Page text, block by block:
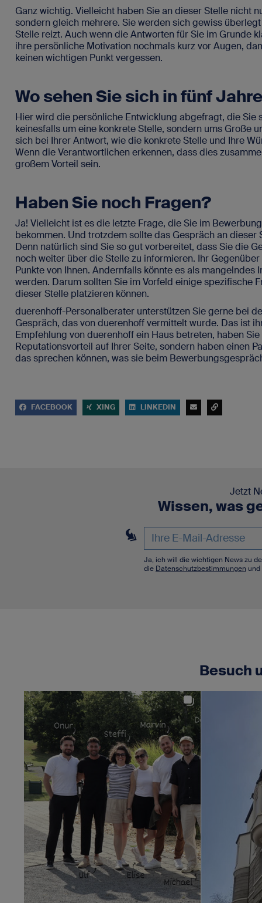
Ganz wichtig. Vielleicht haben Sie an dieser Stelle nicht
sondern gleich mehrere. Sie werden sich gewiss
Stelle reizt. Auch wenn die Antworten für Sie im Grunde
ihre persönliche Motivation nochmals kurz vor Augen,
keinen wichtigen Punkt vergessen.
Wo sehen Sie sich in fünf
Hier wird die persönliche Entwicklung abgefragt, die Sie
keinesfalls um eine konkrete Stelle, sondern ums Große
sich bei Ihrer Antwort, wie die konkrete Stelle und Ihre
Wenn die Verantwortlichen erkennen, dass dies
großem Vorteil sein.
Haben Sie noch Fragen?
Ja! Vielleicht ist es die letzte Frage, die Sie im
bekommen. Und trotzdem sollte das Gespräch an dieser
Denn natürlich sind Sie so gut vorbereitet, dass Sie die
noch weiter über die Stelle zu informieren. Ihr
Punkte von Ihnen. Andernfalls könnte es als mangelndes
werden. Darum sollten Sie im Vorfeld einige spezifische
dieser Stelle platzieren können.
duerenhoff-Personalberater unterstützen Sie gerne bei
Gespräch, das von duerenhoff vermittelt wurde. Das ist
Empfehlung von duerenhoff ein Haus betreten, haben
Reputationsvorteil auf Ihrer Seite, sondern haben einen
das sprechen können, was sie beim
FACEBOOK XING LINKEDIN
Jetzt
Wissen, was
Ja, ich will die wichtigen News zu
die Datenschutzbestimmungen
Besuch